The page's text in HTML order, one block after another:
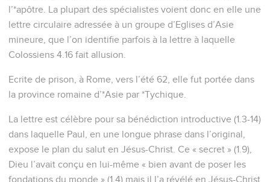
l’*apôtre. La plupart des spécialistes voient donc en elle une
lettre circulaire adressée à un groupe d’Eglises d’Asie
mineure, que l’on identifie parfois à la lettre à laquelle
Colossiens 4.16 fait allusion.
Ecrite de prison, à Rome, vers l’été 62, elle fut portée dans
la province romaine d’*Asie par *Tychique.
La lettre est célèbre pour sa bénédiction introductive (1.3-14)
dans laquelle Paul, en une longue phrase dans l’original,
expose le plan du salut en Jésus-Christ. Ce « secret » (1.9),
Dieu l’avait conçu en lui-même « bien avant de poser les
fondations du monde » (1.4) mais il l’a révélé en Jésus-Christ